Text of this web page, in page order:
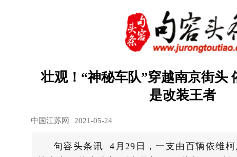
壮观！“神秘车队”穿越南京街头
是改装王者
中国江苏网 2021-05-24
句容头条讯 4月29日，一支由百辆依维柯